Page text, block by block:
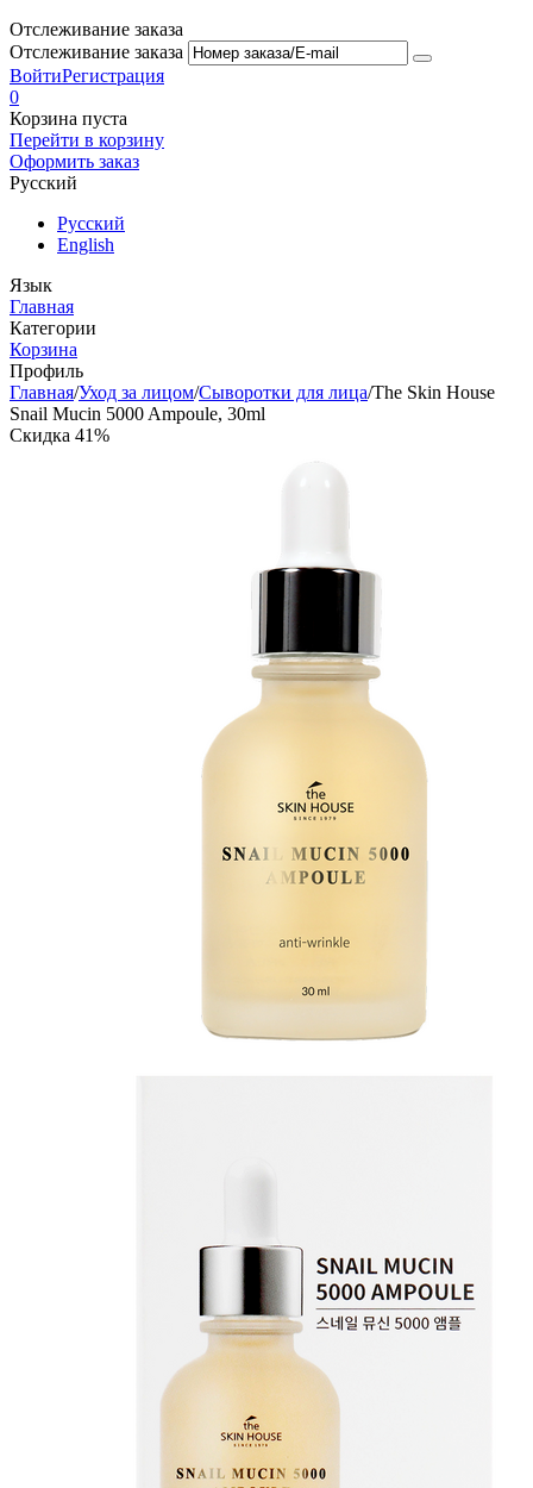
Отслеживание заказа
Отслеживание заказа
ВойтиРегистрация
0
Корзина пуста
Перейти в корзину
Оформить заказ
Русский
Русский
English
Язык
Главная
Категории
Корзина
Профиль
Главная/Уход за лицом/Сыворотки для лица/The Skin House
Snail Mucin 5000 Ampoule, 30ml
Скидка 41%